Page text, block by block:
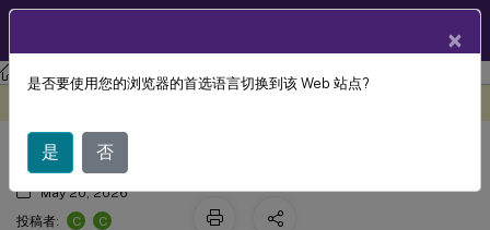
XenApp and XenDesktop XenApp 和 XenDesktop 7.15 LTSR
打印配置的一个示例
May 20, 2026
投稿者:
C C
×
是否要使用您的浏览器的首选语言切换到该 Web 站点?
是 否